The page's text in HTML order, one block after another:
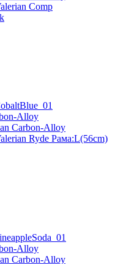
Comp
Ryde Рама:L(56cm)